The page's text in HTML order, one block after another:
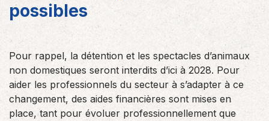
possibles
Pour rappel, la détention et les spectacles d’animaux
non domestiques seront interdits d’ici à 2028. Pour
aider les professionnels du secteur à s’adapter à ce
changement, des aides financières sont mises en
place, tant pour évoluer professionnellement que